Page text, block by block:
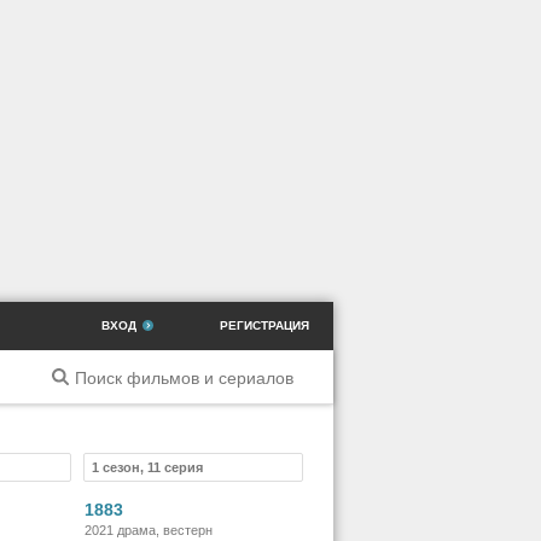
ВХОД РЕГИСТРАЦИЯ
1 сезон, 11 серия
1883
2021 драма, вестерн